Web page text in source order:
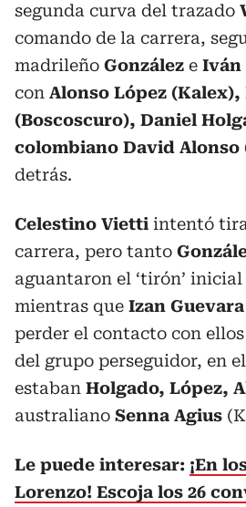
segunda curva del trazado
comando de la carrera,
madrileño González e Iván
con Alonso López (Kalex),
(Boscoscuro), Daniel
colombiano David Alonso
detrás.
Celestino Vietti intentó
carrera, pero tanto
aguantaron el ‘tirón’
mientras que Izan Guevara
perder el contacto con
del grupo perseguidor, en
estaban Holgado, López,
australiano Senna Agius
Le puede interesar: ¡En
Lorenzo! Escoja los 26